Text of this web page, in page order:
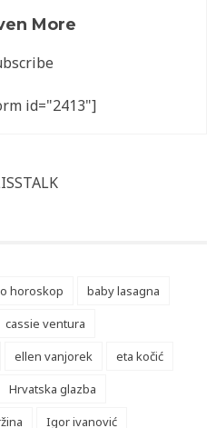
More
id="2413"]
horoskop
baby lasagna
cassie ventura
ellen vanjorek
eta kočić
Hrvatska glazba
Igor ivanović